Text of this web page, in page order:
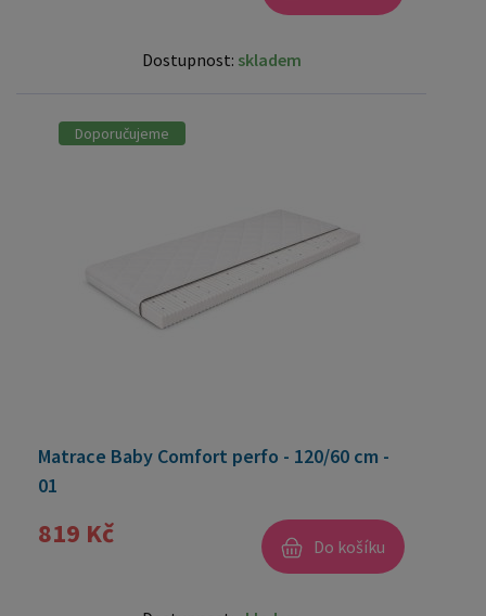
Dostupnost: skladem
Doporučujeme
Matrace Baby Comfort perfo - 120/60 cm -
01
819 Kč Do košíku